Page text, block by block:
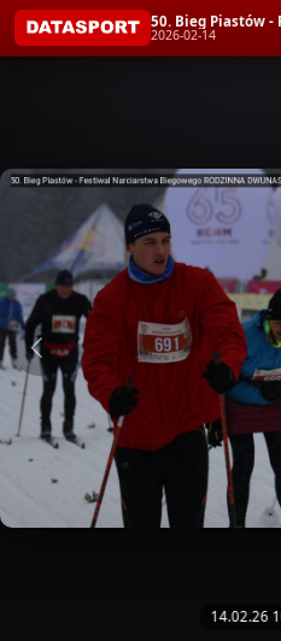
2026-02-14
14.02.26